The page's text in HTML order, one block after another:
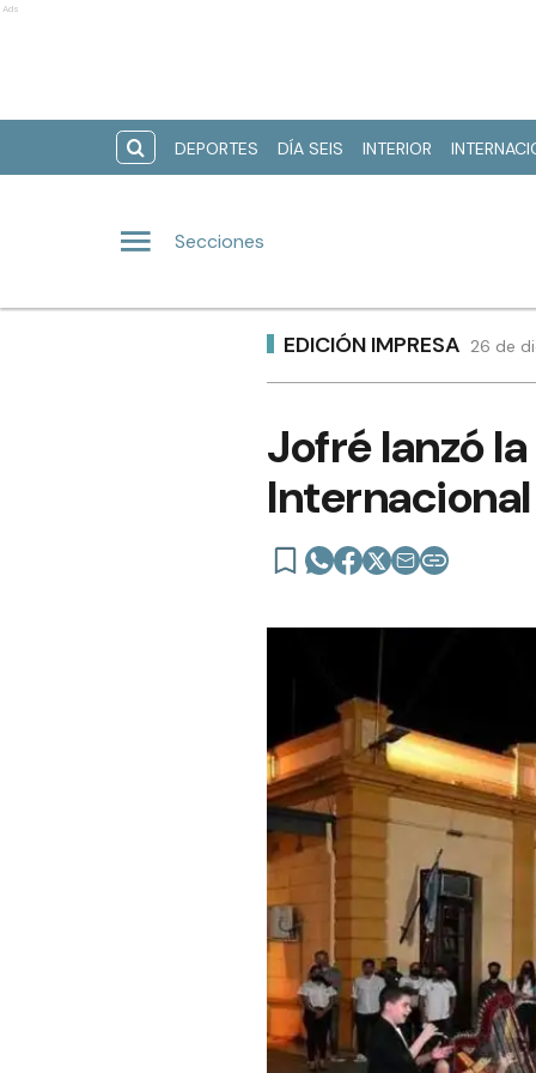
Ads
DEPORTES DÍA SEIS INTERIOR
Secciones
EDICIÓN IMPRESA 26 de
Jofré lanzó